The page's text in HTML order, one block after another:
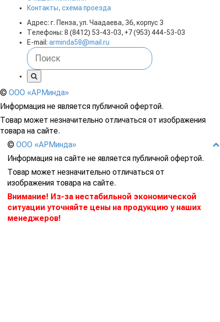
Контакты, схема проезда
Адрес: г. Пенза, ул. Чаадаева, 36, корпус 3
Телефоны: 8 (8412) 53-43-03, +7 (953) 444-53-03
E-mail: arminda58@mail.ru
© ООО «АРМинда»
Информация не является публичной офертой.
Товар может незначительно отличаться от изображения
товара на сайте.
© ООО «АРМинда»
Информация на сайте не является публичной офертой.
Товар может незначительно отличаться от
изображения товара на сайте.
Внимание! Из-за нестабильной экономической
ситуации уточняйте цены на продукцию у наших
менеджеров!